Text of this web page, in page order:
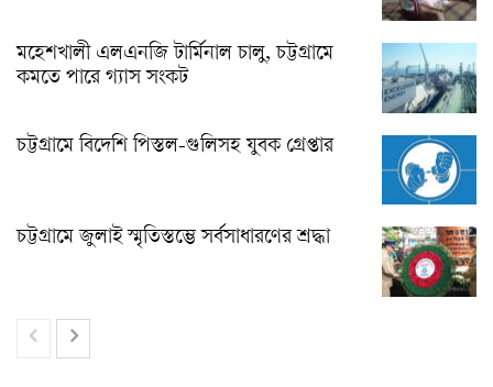
মহেশখালী এলএনজি টার্মিনাল চালু, চট্টগ্রামে
কমতে পারে গ্যাস সংকট
চট্টগ্রামে বিদেশি পিস্তল-গুলিসহ যুবক গ্রেপ্তার
চট্টগ্রামে জুলাই স্মৃতিস্তম্ভে সর্বসাধারণের শ্রদ্ধা